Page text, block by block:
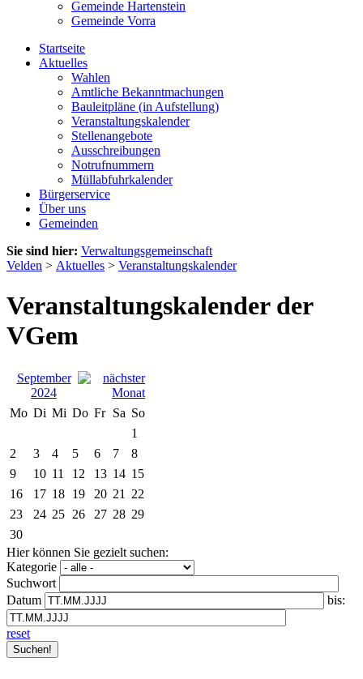
Gemeinde Hartenstein
Gemeinde Vorra
Startseite
Aktuelles
Wahlen
Amtliche Bekanntmachungen
Bauleitpläne (in Aufstellung)
Veranstaltungskalender
Stellenangebote
Ausschreibungen
Notrufnummern
Müllabfuhrkalender
Bürgerservice
Über uns
Gemeinden
Sie sind hier: Verwaltungsgemeinschaft
Velden > Aktuelles > Veranstaltungskalender
Veranstaltungskalender der
VGem
September
2024
Mo Di Mi Do Fr Sa So
1
2
3 4 5 6 7
8
9
10 11 12 13 14 15
16
17 18 19 20 21
22
23
24 25 26 27 28 29
30
Hier können Sie gezielt suchen:
Kategorie
Suchwort
Datum
bis:
reset